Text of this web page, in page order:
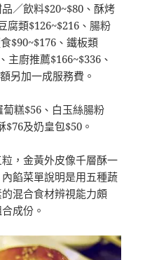
／飲料$20~$80、酥烤
腐類$126~$216、腸粉
$90~$176、鐵板類
主廚推薦$166~$336、
另加一成服務費。
糕$56、白玉絲腸粉
及奶皇包$50。
，金黃外皮像千層酥一
餡菜單說明是用五種蔬
混合食材辨視能力頗
成份。